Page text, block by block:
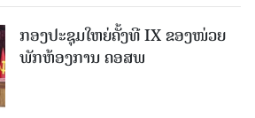
ກອງປະຊຸມໃຫຍ່ຄັ້ງທີ IX ຂອງໜ່ວຍ
ພັກຫ້ອງການ ຄອສພ